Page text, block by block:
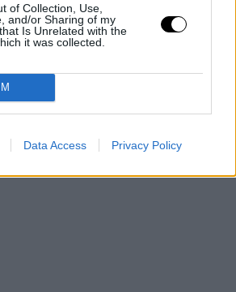
of Collection, Use,
and/or Sharing of my
Is Unrelated with the
it was collected.
Data Access Privacy Policy
(solo descansó 2). De todas
busca el equipo (Cavaliers) en
le conviene dejarme en el banquillo
en la pista”.